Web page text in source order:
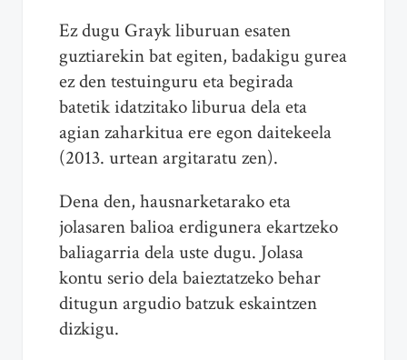
Ez dugu Grayk liburuan esaten
guztiarekin bat egiten, badakigu gurea
ez den testuinguru eta begirada
batetik idatzitako liburua dela eta
agian zaharkitua ere egon daitekeela
(2013. urtean argitaratu zen).
Dena den, hausnarketarako eta
jolasaren balioa erdigunera ekartzeko
baliagarria dela uste dugu. Jolasa
kontu serio dela baieztatzeko behar
ditugun argudio batzuk eskaintzen
dizkigu.